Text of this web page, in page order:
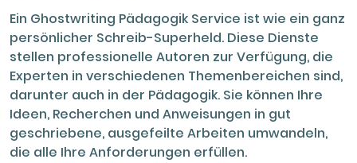
Ein Ghostwriting Pädagogik Service ist wie ein ganz
persönlicher Schreib-Superheld. Diese Dienste
stellen professionelle Autoren zur Verfügung, die
Experten in verschiedenen Themenbereichen sind,
darunter auch in der Pädagogik. Sie können Ihre
Ideen, Recherchen und Anweisungen in gut
geschriebene, ausgefeilte Arbeiten umwandeln,
die alle Ihre Anforderungen erfüllen.